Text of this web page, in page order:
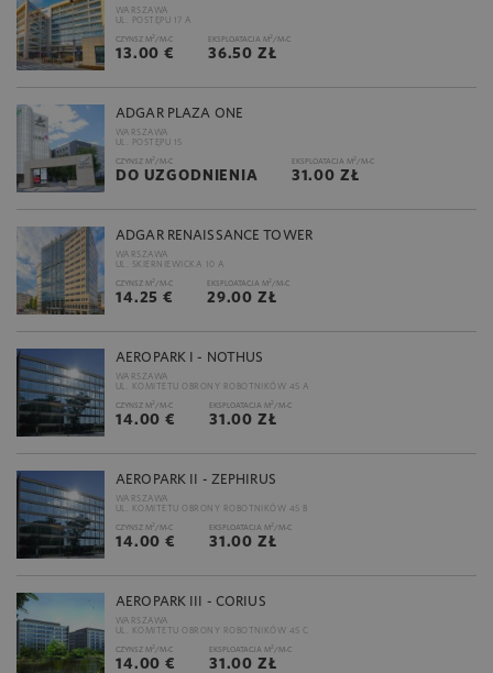
WARSZAWA
UL. POSTĘPU 17 A
CZYNSZ M2 /M-C
13.00 €
EKSPLOATACJA M2 /M-C
36.50 ZŁ
ADGAR PLAZA ONE
WARSZAWA
UL. POSTĘPU 15
CZYNSZ M2 /M-C
DO UZGODNIENIA
EKSPLOATACJA M2 /M-C
31.00 ZŁ
ADGAR RENAISSANCE TOWER
WARSZAWA
UL. SKIERNIEWICKA 10 A
CZYNSZ M2 /M-C
14.25 €
EKSPLOATACJA M2 /M-C
29.00 ZŁ
AEROPARK I - NOTHUS
WARSZAWA
UL. KOMITETU OBRONY ROBOTNIKÓW 45 A
CZYNSZ M2 /M-C
14.00 €
EKSPLOATACJA M2 /M-C
31.00 ZŁ
AEROPARK II - ZEPHIRUS
WARSZAWA
UL. KOMITETU OBRONY ROBOTNIKÓW 45 B
CZYNSZ M2 /M-C
14.00 €
EKSPLOATACJA M2 /M-C
31.00 ZŁ
AEROPARK III - CORIUS
WARSZAWA
UL. KOMITETU OBRONY ROBOTNIKÓW 45 C
CZYNSZ M2 /M-C
14.00 €
EKSPLOATACJA M2 /M-C
31.00 ZŁ